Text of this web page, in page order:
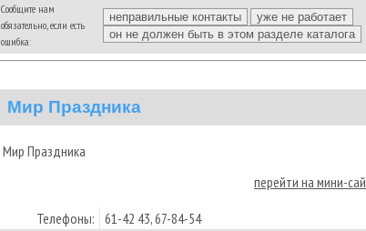
Сообщите нам
обязательно, если есть
ошибка:
Мир Праздника
Мир Праздника
перейти на мини-
Телефоны: 61-42 43, 67-84-54